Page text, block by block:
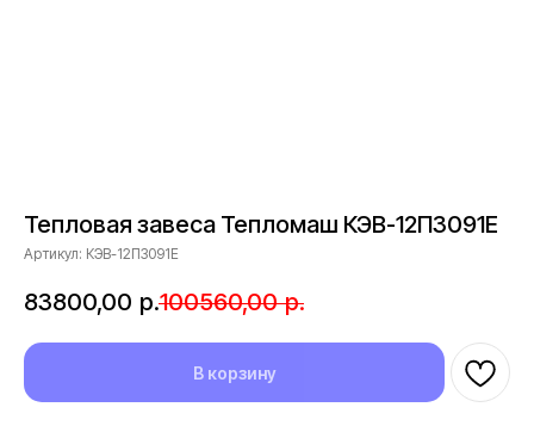
Тепловая завеса Тепломаш КЭВ-12П3091E
Артикул: КЭВ-12П3091Е
83800,00 р.100560,00 р.
В корзину